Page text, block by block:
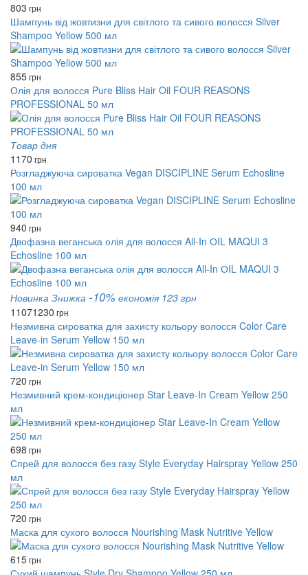
803 грн
Шампунь від жовтизни для світлого та сивого волосся Silver
Shampoo Yellow 500 мл
855грн
Олія для волосся Pure Bliss Hair Oil FOUR REASONS
PROFESSIONAL 50 мл
Товар дня
1170 грн
Розгладжуюча сироватка Vegan DISCIPLINE Serum Echosline
100 мл
940 грн
Двофазна веганська олія для волосся All-In ОIL MAQUI 3
Echosline 100 мл
Новинка Знижка -10% економія 123 грн
11071230 грн
Незмивна сироватка для захисту кольору волосся Color Care
Leave-in Serum Yellow 150 мл
720 грн
Незмивний крем-кондиціонер Star Leave-In Cream Yellow 250
мл
698 грн
Спрей для волосся без газу Style Everyday Hairspray Yellow 250
мл
720 грн
Маска для сухого волосся Nourishing Mask Nutritive Yellow
615грн